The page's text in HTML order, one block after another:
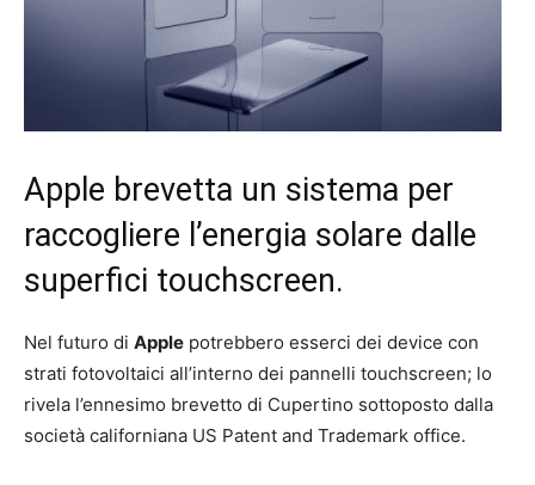
Apple brevetta un sistema per
raccogliere l’energia solare dalle
superfici touchscreen.
Nel futuro di Apple potrebbero esserci dei device con
strati fotovoltaici all’interno dei pannelli touchscreen; lo
rivela l’ennesimo brevetto di Cupertino sottoposto dalla
società californiana US Patent and Trademark office.